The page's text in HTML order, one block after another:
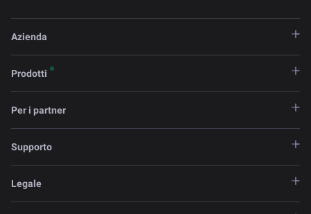
Azienda
Prodotti
Per i partner
Supporto
Legale